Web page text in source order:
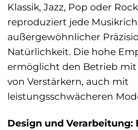
Klassik, Jazz, Pop oder
reproduziert jede
außergewöhnlicher
Natürlichkeit. Die hohe
ermöglicht den Betrieb mit
von Verstärkern, auch mit
leistungsschwächeren
Design und Verarbeitung: